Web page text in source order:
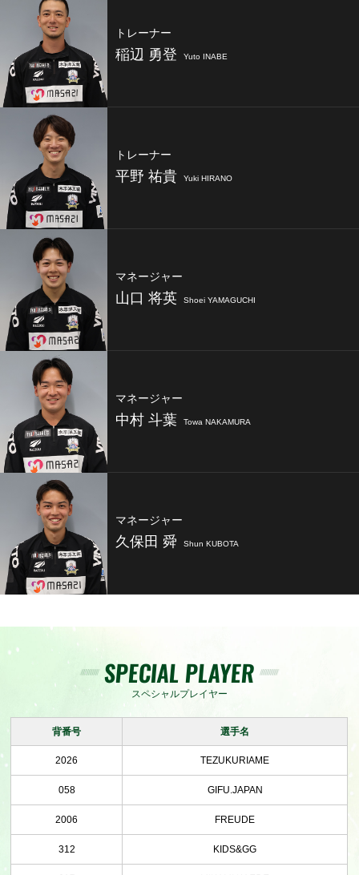
トレーナー
稲辺 勇登 Yuto INABE
トレーナー
平野 祐貴 Yuki HIRANO
マネージャー
山口 将英 Shoei YAMAGUCHI
マネージャー
中村 斗葉 Towa NAKAMURA
マネージャー
久保田 舜 Shun KUBOTA
SPECIAL PLAYER
スペシャルプレイヤー
背番号 選手名
2026 TEZUKURIAME
058 GIFU.JAPAN
2006 FREUDE
312 KIDS&GG